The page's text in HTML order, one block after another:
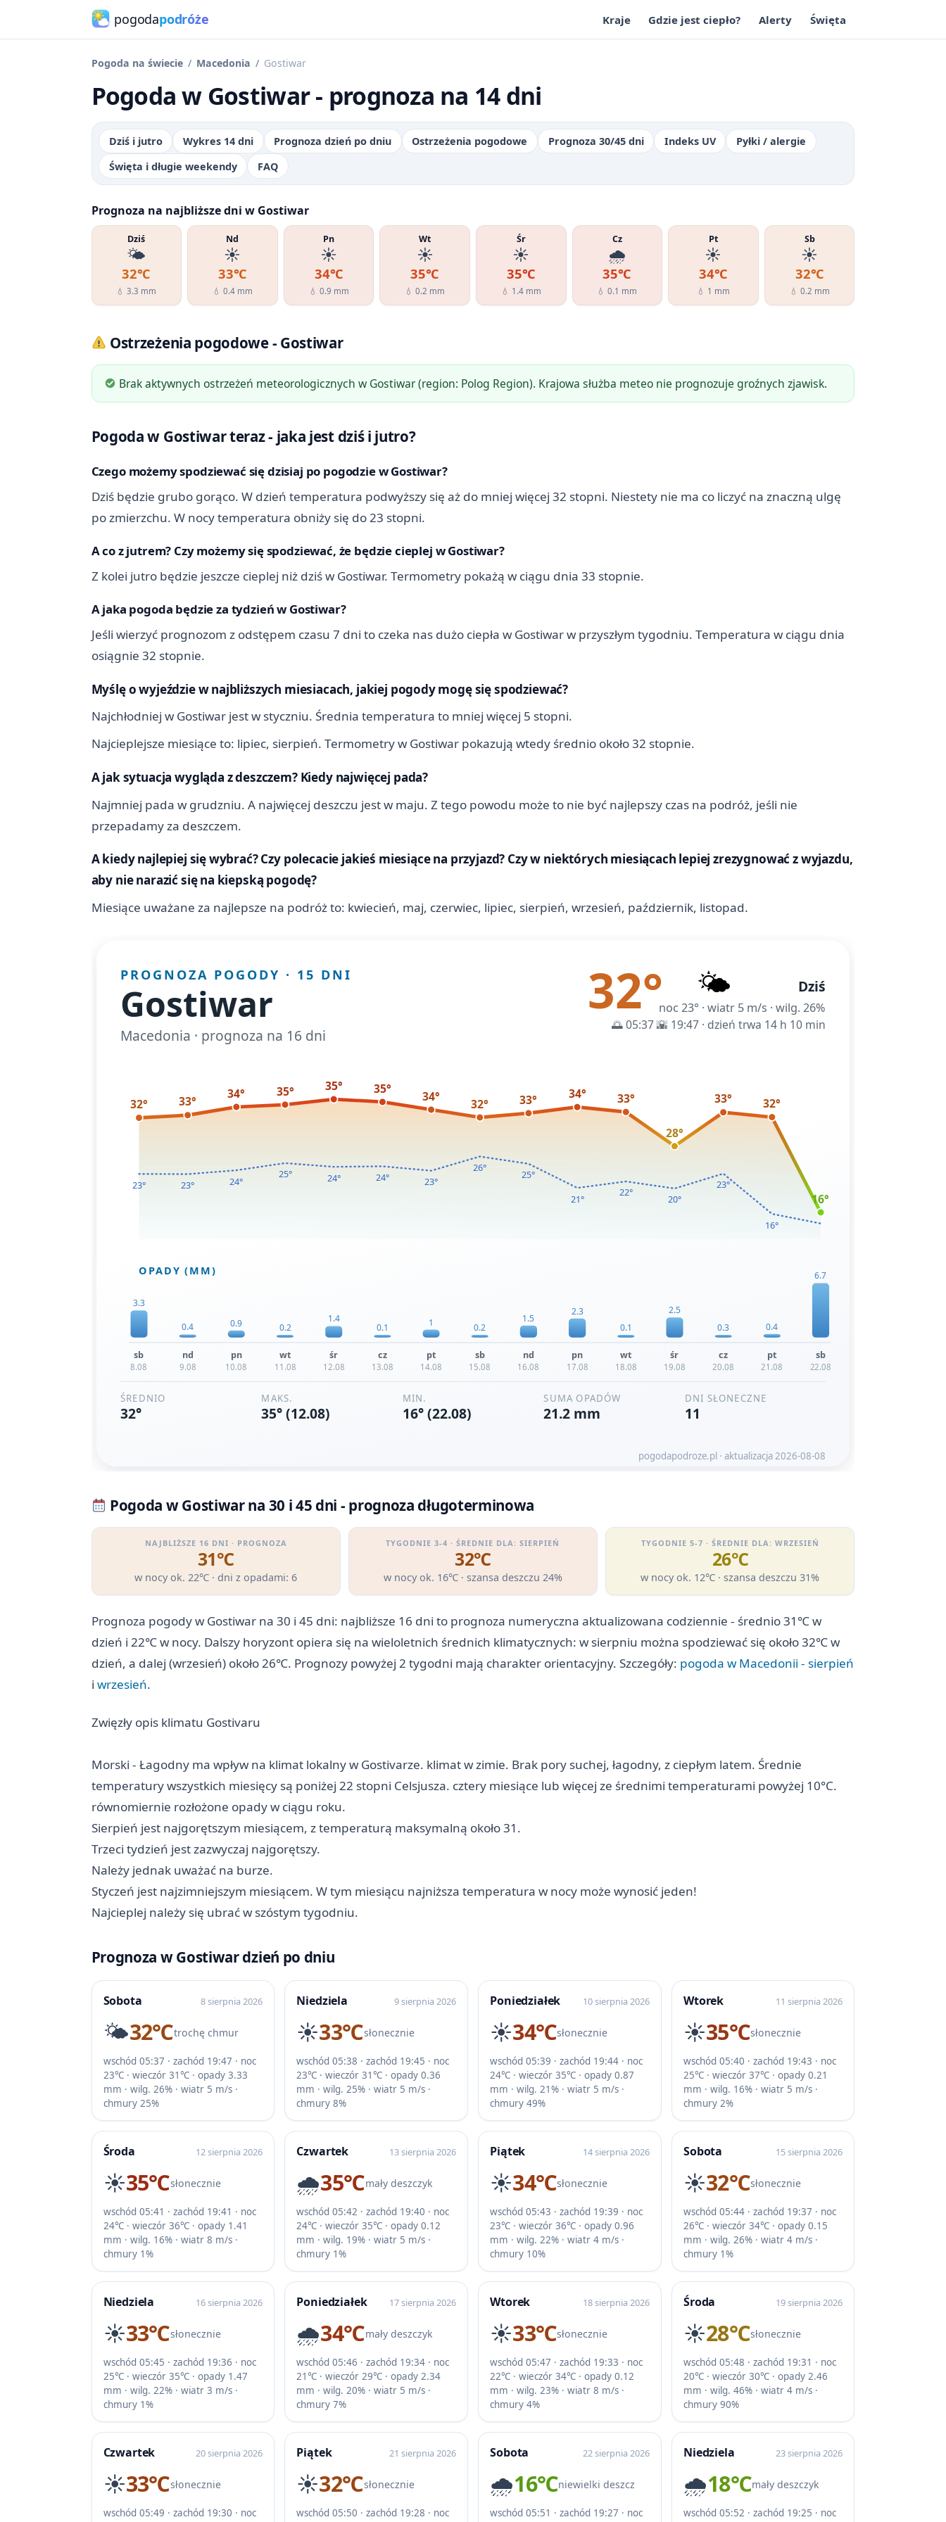
pogodapodróże Kraje Gdzie jest ciepło? Alerty Święta
Pogoda na świecie Macedonia Gostiwar
Pogoda w Gostiwar - prognoza na 14 dni
Dziś i jutro Wykres 14 dni Prognoza dzień po dniu Ostrzeżenia pogodowe Prognoza 30/45 dni Indeks UV
Pyłki / alergie
Święta i długie weekendy
FAQ
Prognoza na najbliższe dni w Gostiwar
Dziś
🌤️
32℃
💧 3.3 mm
Nd
☀️
33℃
💧 0.4 mm
Pn
☀️
34℃
💧 0.9 mm
Wt
☀️
35℃
💧 0.2 mm
Śr
☀️
35℃
💧 1.4 mm
Cz
🌧️
35℃
💧 0.1 mm
Pt
☀️
34℃
💧 1 mm
Sb
☀️
32℃
💧 0.2 mm
Ostrzeżenia pogodowe - Gostiwar
Brak aktywnych ostrzeżeń meteorologicznych w Gostiwar (region: Polog Region). Krajowa służba meteo nie prognozuje groźnych zjawisk.
Pogoda w Gostiwar teraz - jaka jest dziś i jutro?
Czego możemy spodziewać się dzisiaj po pogodzie w Gostiwar?
Dziś będzie grubo gorąco. W dzień temperatura podwyższy się aż do mniej więcej 32 stopni. Niestety nie ma co liczyć na znaczną ulgę
po zmierzchu. W nocy temperatura obniży się do 23 stopni.
A co z jutrem? Czy możemy się spodziewać, że będzie cieplej w Gostiwar?
Z kolei jutro będzie jeszcze cieplej niż dziś w Gostiwar. Termometry pokażą w ciągu dnia 33 stopnie.
A jaka pogoda będzie za tydzień w Gostiwar?
Jeśli wierzyć prognozom z odstępem czasu 7 dni to czeka nas dużo ciepła w Gostiwar w przyszłym tygodniu. Temperatura w ciągu dnia
osiągnie 32 stopnie.
Myślę o wyjeździe w najbliższych miesiacach, jakiej pogody mogę się spodziewać?
Najchłodniej w Gostiwar jest w styczniu. Średnia temperatura to mniej więcej 5 stopni.
Najcieplejsze miesiące to: lipiec, sierpień. Termometry w Gostiwar pokazują wtedy średnio około 32 stopnie.
A jak sytuacja wygląda z deszczem? Kiedy najwięcej pada?
Najmniej pada w grudzniu. A najwięcej deszczu jest w maju. Z tego powodu może to nie być najlepszy czas na podróż, jeśli nie
przepadamy za deszczem.
A kiedy najlepiej się wybrać? Czy polecacie jakieś miesiące na przyjazd? Czy w niektórych miesiącach lepiej zrezygnować z wyjazdu,
aby nie narazić się na kiepską pogodę?
Miesiące uważane za najlepsze na podróż to: kwiecień, maj, czerwiec, lipiec, sierpień, wrzesień, październik, listopad.
Pogoda w Gostiwar na 30 i 45 dni - prognoza długoterminowa
NAJBLIŻSZE 16 DNI · PROGNOZA
31℃
w nocy ok. 22℃ · dni z opadami: 6
TYGODNIE 3-4 · ŚREDNIE DLA: SIERPIEŃ
32℃
w nocy ok. 16℃ · szansa deszczu 24%
TYGODNIE 5-7 · ŚREDNIE DLA: WRZESIEŃ
26℃
w nocy ok. 12℃ · szansa deszczu 31%
Prognoza pogody w Gostiwar na 30 i 45 dni: najbliższe 16 dni to prognoza numeryczna aktualizowana codziennie - średnio 31℃ w
dzień i 22℃ w nocy. Dalszy horyzont opiera się na wieloletnich średnich klimatycznych: w sierpniu można spodziewać się około 32℃ w
dzień, a dalej (wrzesień) około 26℃. Prognozy powyżej 2 tygodni mają charakter orientacyjny. Szczegóły: pogoda w Macedonii - sierpień
i wrzesień.
Zwięzły opis klimatu Gostivaru
Morski - Łagodny ma wpływ na klimat lokalny w Gostivarze. klimat w zimie. Brak pory suchej, łagodny, z ciepłym latem. Średnie
temperatury wszystkich miesięcy są poniżej 22 stopni Celsjusza. cztery miesiące lub więcej ze średnimi temperaturami powyżej 10°C.
równomiernie rozłożone opady w ciągu roku.
Sierpień jest najgorętszym miesiącem, z temperaturą maksymalną około 31.
Trzeci tydzień jest zazwyczaj najgorętszy.
Należy jednak uważać na burze.
Styczeń jest najzimniejszym miesiącem. W tym miesiącu najniższa temperatura w nocy może wynosić jeden!
Najcieplej należy się ubrać w szóstym tygodniu.
Prognoza w Gostiwar dzień po dniu
Sobota 8 sierpnia 2026
🌤️32℃trochę chmur
wschód 05:37 · zachód 19:47 · noc
23℃ · wieczór 31℃ · opady 3.33
mm · wilg. 26% · wiatr 5 m/s ·
chmury 25%
Niedziela 9 sierpnia 2026
☀️33℃słonecznie
wschód 05:38 · zachód 19:45 · noc
23℃ · wieczór 31℃ · opady 0.36
mm · wilg. 25% · wiatr 5 m/s ·
chmury 8%
Poniedziałek 10 sierpnia 2026
☀️34℃słonecznie
wschód 05:39 · zachód 19:44 · noc
24℃ · wieczór 35℃ · opady 0.87
mm · wilg. 21% · wiatr 5 m/s ·
chmury 49%
Wtorek 11 sierpnia 2026
☀️35℃słonecznie
wschód 05:40 · zachód 19:43 · noc
25℃ · wieczór 37℃ · opady 0.21
mm · wilg. 16% · wiatr 5 m/s ·
chmury 2%
Środa 12 sierpnia 2026
☀️35℃słonecznie
wschód 05:41 · zachód 19:41 · noc
24℃ · wieczór 36℃ · opady 1.41
mm · wilg. 16% · wiatr 8 m/s ·
chmury 1%
Czwartek 13 sierpnia 2026
🌧️35℃mały deszczyk
wschód 05:42 · zachód 19:40 · noc
24℃ · wieczór 35℃ · opady 0.12
mm · wilg. 19% · wiatr 5 m/s ·
chmury 1%
Piątek 14 sierpnia 2026
☀️34℃słonecznie
wschód 05:43 · zachód 19:39 · noc
23℃ · wieczór 36℃ · opady 0.96
mm · wilg. 22% · wiatr 4 m/s ·
chmury 10%
Sobota 15 sierpnia 2026
☀️32℃słonecznie
wschód 05:44 · zachód 19:37 · noc
26℃ · wieczór 34℃ · opady 0.15
mm · wilg. 26% · wiatr 4 m/s ·
chmury 1%
Niedziela 16 sierpnia 2026
☀️33℃słonecznie
wschód 05:45 · zachód 19:36 · noc
25℃ · wieczór 35℃ · opady 1.47
mm · wilg. 22% · wiatr 3 m/s ·
chmury 1%
Poniedziałek 17 sierpnia 2026
🌧️34℃mały deszczyk
wschód 05:46 · zachód 19:34 · noc
21℃ · wieczór 29℃ · opady 2.34
mm · wilg. 20% · wiatr 5 m/s ·
chmury 7%
Wtorek 18 sierpnia 2026
☀️33℃słonecznie
wschód 05:47 · zachód 19:33 · noc
22℃ · wieczór 34℃ · opady 0.12
mm · wilg. 23% · wiatr 8 m/s ·
chmury 4%
Środa 19 sierpnia 2026
☀️28℃słonecznie
wschód 05:48 · zachód 19:31 · noc
20℃ · wieczór 30℃ · opady 2.46
mm · wilg. 46% · wiatr 4 m/s ·
chmury 90%
Czwartek 20 sierpnia 2026
☀️33℃słonecznie
wschód 05:49 · zachód 19:30 · noc
Piątek 21 sierpnia 2026
☀️32℃słonecznie
wschód 05:50 · zachód 19:28 · noc
Sobota 22 sierpnia 2026
🌧️16℃niewielki deszcz
wschód 05:51 · zachód 19:27 · noc
Niedziela 23 sierpnia 2026
🌧️18℃mały deszczyk
wschód 05:52 · zachód 19:25 · noc